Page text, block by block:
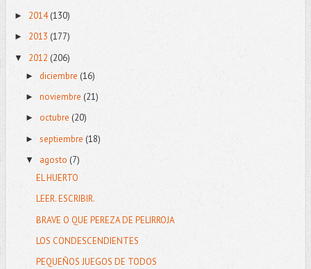
► 2014(130)
► 2013 (177)
▼ 2012 (206)
► diciembre (16)
► noviembre (21)
► octubre (20)
► septiembre (18)
▼ agosto (7)
EL HUERTO
LEER. ESCRIBIR.
BRAVE O QUE PEREZA DE PELIRROJA
LOS CONDESCENDIENTES
PEQUEÑOS JUEGOS DE TODOS